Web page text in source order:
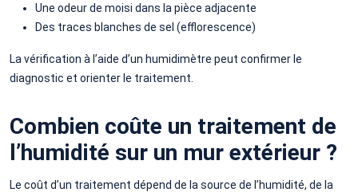
Une odeur de moisi dans la pièce adjacente
Des traces blanches de sel (efflorescence)
La vérification à l’aide d’un humidimètre peut confirmer le
diagnostic et orienter le traitement.
Combien coûte un traitement de
l’humidité sur un mur extérieur ?
Le coût d’un traitement dépend de la source de l’humidité, de la